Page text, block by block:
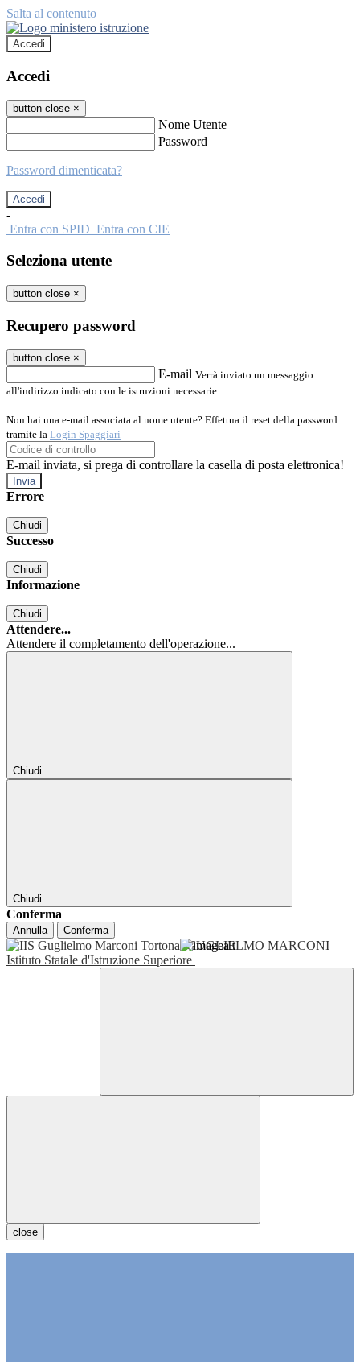
Salta al contenuto
Accedi
Accedi
button close ×
Nome Utente
Password
Password dimenticata?
-
Entra con SPID Entra con CIE
Seleziona utente
button close ×
Recupero password
button close ×
E-mail Verrà inviato un messaggio
all'indirizzo indicato con le istruzioni necessarie.
Non hai una e-mail associata al nome utente? Effettua il reset della password
tramite la Login Spaggiari
E-mail inviata, si prega di controllare la casella di posta elettronica!
Errore
Chiudi
Successo
Chiudi
Informazione
Chiudi
Attendere...
Attendere il completamento dell'operazione...
Chiudi
Chiudi
Conferma
Annulla Conferma
GUGLIELMO MARCONI
Istituto Statale d'Istruzione Superiore
close